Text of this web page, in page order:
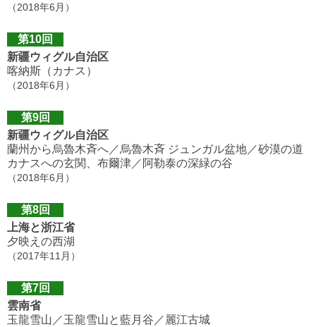
（2018年6月）
第10回
新疆ウィグル自治区
喀納斯（カナス）
（2018年6月）
第9回
新疆ウィグル自治区
蘭州から烏魯木斉へ／烏魯木斉 ジュンガル盆地／砂漠の道
カナスへの玄関、布爾津／阿勒泰の深緑の谷
（2018年6月）
第8回
上海と浙江省
夕映えの西湖
（2017年11月）
第7回
雲南省
玉龍雪山／玉龍雪山と藍月谷／麗江古城